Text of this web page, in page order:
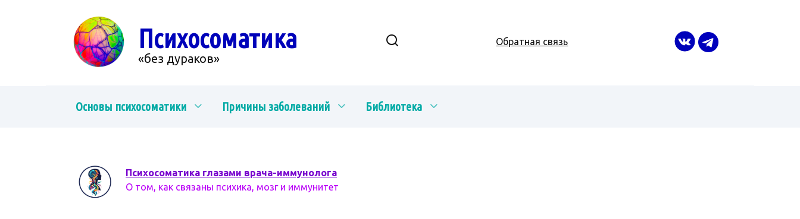
Психосоматика
«без дураков»
Обратная связь
Основы психосоматики Причины заболеваний Библиотека
Психосоматика глазами врача-иммунолога
О том, как связаны психика, мозг и иммунитет